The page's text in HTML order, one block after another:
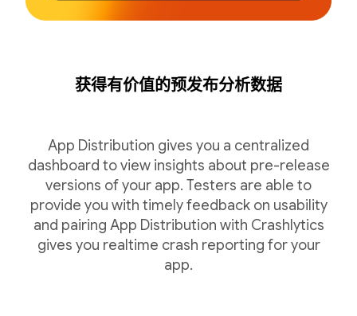
获得有价值的预发布分析数据
App Distribution gives you a centralized
dashboard to view insights about pre-release
versions of your app. Testers are able to
provide you with timely feedback on usability
and pairing App Distribution with Crashlytics
gives you realtime crash reporting for your
app.